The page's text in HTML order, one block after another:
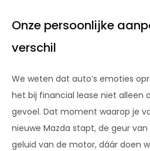
Onze persoonlijke
verschil
We weten dat auto’s emoties
het bij financial lease niet alleen
gevoel. Dat moment waarop je
nieuwe Mazda stapt, de geur
geluid van de motor, dáár doen